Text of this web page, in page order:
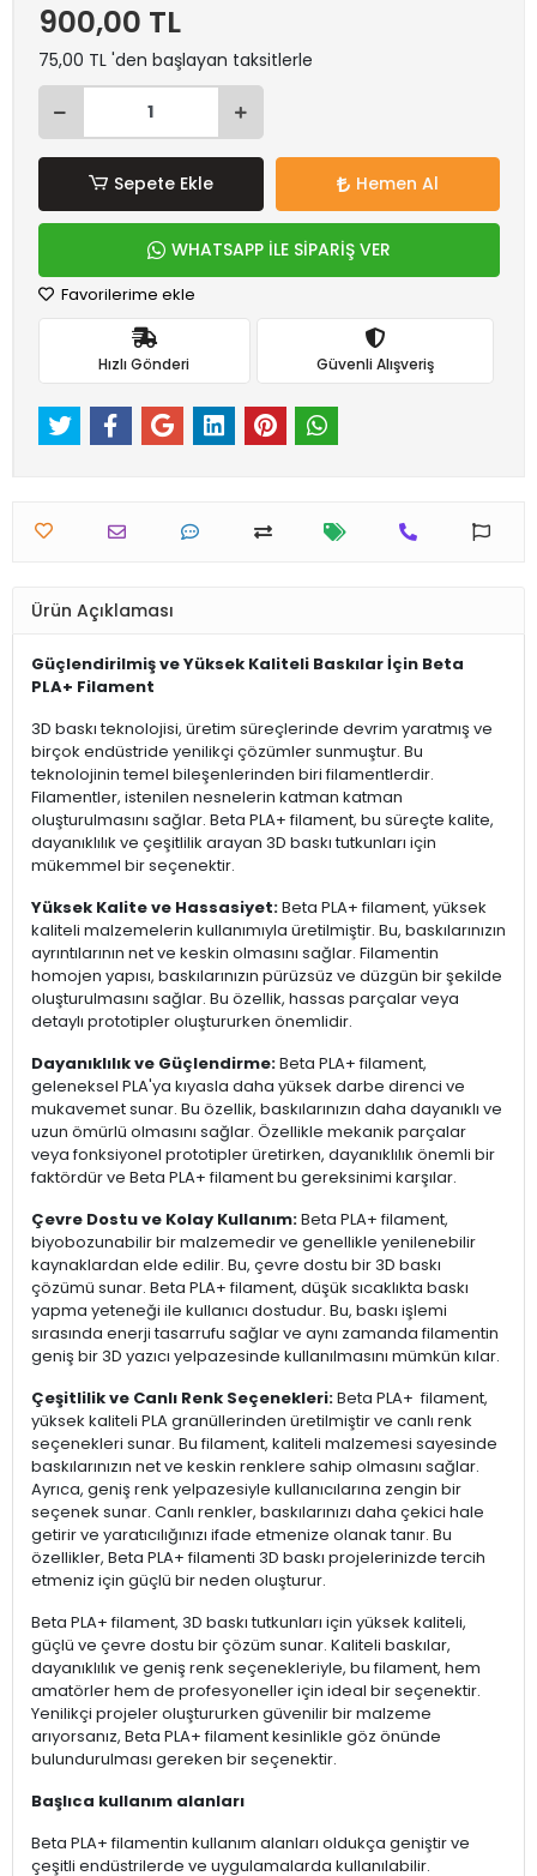
900,00 TL
75,00 TL 'den başlayan taksitlerle
Sepete Ekle Hemen Al
WHATSAPP İLE SİPARİŞ VER
Favorilerime ekle
Hızlı Gönderi Güvenli Alışveriş
Ürün Açıklaması
Güçlendirilmiş ve Yüksek Kaliteli Baskılar İçin Beta
PLA+ Filament
3D baskı teknolojisi, üretim süreçlerinde devrim yaratmış ve
birçok endüstride yenilikçi çözümler sunmuştur. Bu
teknolojinin temel bileşenlerinden biri filamentlerdir.
Filamentler, istenilen nesnelerin katman katman
oluşturulmasını sağlar. Beta PLA+ filament, bu süreçte kalite,
dayanıklılık ve çeşitlilik arayan 3D baskı tutkunları için
mükemmel bir seçenektir.
Yüksek Kalite ve Hassasiyet:Beta PLA+ filament, yüksek
kaliteli malzemelerin kullanımıyla üretilmiştir. Bu, baskılarınızın
ayrıntılarının net ve keskin olmasını sağlar. Filamentin
homojen yapısı, baskılarınızın pürüzsüz ve düzgün bir şekilde
oluşturulmasını sağlar. Bu özellik, hassas parçalar veya
detaylı prototipler oluştururken önemlidir.
Dayanıklılık ve Güçlendirme:Beta PLA+ filament,
geleneksel PLA'ya kıyasla daha yüksek darbe direnci ve
mukavemet sunar. Bu özellik, baskılarınızın daha dayanıklı ve
uzun ömürlü olmasını sağlar. Özellikle mekanik parçalar
veya fonksiyonel prototipler üretirken, dayanıklılık önemli bir
faktördür ve Beta PLA+ filament bu gereksinimi karşılar.
Çevre Dostu ve Kolay Kullanım:Beta PLA+ filament,
biyobozunabilir bir malzemedir ve genellikle yenilenebilir
kaynaklardan elde edilir. Bu, çevre dostu bir 3D baskı
çözümü sunar. Beta PLA+ filament, düşük sıcaklıkta baskı
yapma yeteneği ile kullanıcı dostudur. Bu, baskı işlemi
sırasında enerji tasarrufu sağlar ve aynı zamanda filamentin
geniş bir 3D yazıcı yelpazesinde kullanılmasını mümkün kılar.
Çeşitlilik ve Canlı Renk Seçenekleri:Beta PLA+ filament,
yüksek kaliteli PLA granüllerinden üretilmiştir ve canlı renk
seçenekleri sunar. Bu filament, kaliteli malzemesi sayesinde
baskılarınızın net ve keskin renklere sahip olmasını sağlar.
Ayrıca, geniş renk yelpazesiyle kullanıcılarına zengin bir
seçenek sunar. Canlı renkler, baskılarınızı daha çekici hale
getirir ve yaratıcılığınızı ifade etmenize olanak tanır. Bu
özellikler, Beta PLA+ filamenti 3D baskı projelerinizde tercih
etmeniz için güçlü bir neden oluşturur.
Beta PLA+ filament, 3D baskı tutkunları için yüksek kaliteli,
güçlü ve çevre dostu bir çözüm sunar. Kaliteli baskılar,
dayanıklılık ve geniş renk seçenekleriyle, bu filament, hem
amatörler hem de profesyoneller için ideal bir seçenektir.
Yenilikçi projeler oluştururken güvenilir bir malzeme
arıyorsanız, Beta PLA+ filament kesinlikle göz önünde
bulundurulması gereken bir seçenektir.
Başlıca kullanım alanları
Beta PLA+ filamentin kullanım alanları oldukça geniştir ve
çeşitli endüstrilerde ve uygulamalarda kullanılabilir.